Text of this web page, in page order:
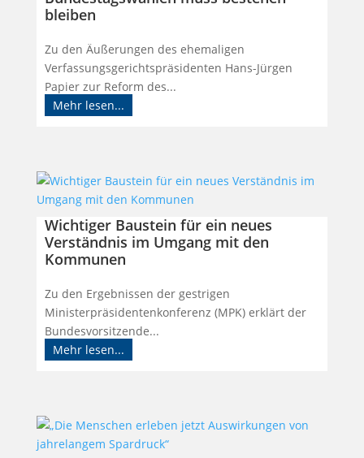
bleiben
Zu den Äußerungen des ehemaligen
Verfassungsgerichtspräsidenten Hans-Jürgen
Papier zur Reform des...
Mehr lesen...
Wichtiger Baustein für ein neues
Verständnis im Umgang mit den
Kommunen
Zu den Ergebnissen der gestrigen
Ministerpräsidentenkonferenz (MPK) erklärt der
Bundesvorsitzende...
Mehr lesen...